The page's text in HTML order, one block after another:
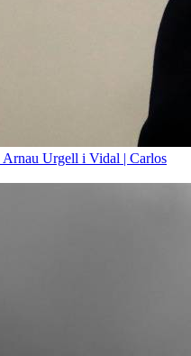
Arnau Urgell i Vidal | Carlos